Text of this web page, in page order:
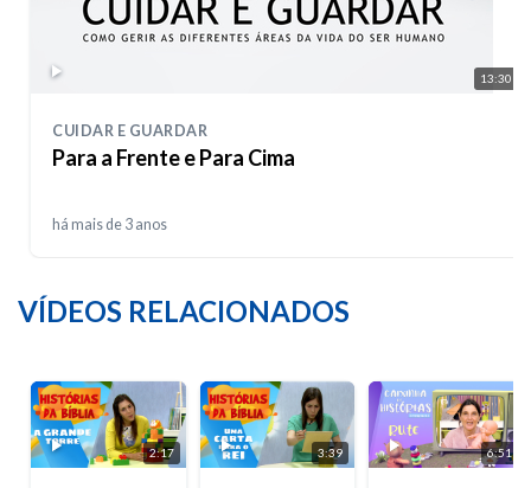
13:30
CUIDAR E GUARDAR
Para a Frente e Para Cima
há mais de 3 anos
VÍDEOS RELACIONADOS
2:17 3:39 6:51